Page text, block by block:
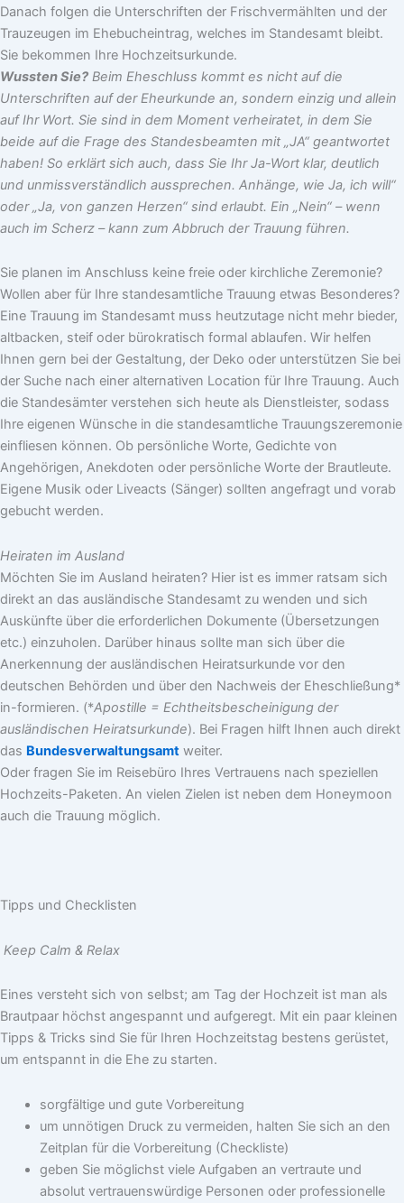
Danach folgen die Unterschriften der Frischvermählten und der
Trauzeugen im Ehebucheintrag, welches im Standesamt bleibt.
Sie bekommen Ihre Hochzeitsurkunde.
Wussten Sie? Beim Eheschluss kommt es nicht auf die
Unterschriften auf der Eheurkunde an, sondern einzig und allein
auf Ihr Wort. Sie sind in dem Moment verheiratet, in dem Sie
beide auf die Frage des Standesbeamten mit „JA“ geantwortet
haben! So erklärt sich auch, dass Sie Ihr Ja-Wort klar, deutlich
und unmissverständlich aussprechen. Anhänge, wie Ja, ich will“
oder „Ja, von ganzen Herzen“ sind erlaubt. Ein „Nein“ – wenn
auch im Scherz – kann zum Abbruch der Trauung führen.
Sie planen im Anschluss keine freie oder kirchliche Zeremonie?
Wollen aber für Ihre standesamtliche Trauung etwas Besonderes?
Eine Trauung im Standesamt muss heutzutage nicht mehr bieder,
altbacken, steif oder bürokratisch formal ablaufen. Wir helfen
Ihnen gern bei der Gestaltung, der Deko oder unterstützen Sie bei
der Suche nach einer alternativen Location für Ihre Trauung. Auch
die Standesämter verstehen sich heute als Dienstleister, sodass
Ihre eigenen Wünsche in die standesamtliche Trauungszeremonie
einfliesen können. Ob persönliche Worte, Gedichte von
Angehörigen, Anekdoten oder persönliche Worte der Brautleute.
Eigene Musik oder Liveacts (Sänger) sollten angefragt und vorab
gebucht werden.
Heiraten im Ausland
Möchten Sie im Ausland heiraten? Hier ist es immer ratsam sich
direkt an das ausländische Standesamt zu wenden und sich
Auskünfte über die erforderlichen Dokumente (Übersetzungen
etc.) einzuholen. Darüber hinaus sollte man sich über die
Anerkennung der ausländischen Heiratsurkunde vor den
deutschen Behörden und über den Nachweis der Eheschließung*
in-formieren. (*Apostille = Echtheitsbescheinigung der
ausländischen Heiratsurkunde). Bei Fragen hilft Ihnen auch direkt
das Bundesverwaltungsamt weiter.
Oder fragen Sie im Reisebüro Ihres Vertrauens nach speziellen
Hochzeits-Paketen. An vielen Zielen ist neben dem Honeymoon
auch die Trauung möglich.
Tipps und Checklisten
Keep Calm & Relax
Eines versteht sich von selbst; am Tag der Hochzeit ist man als
Brautpaar höchst angespannt und aufgeregt. Mit ein paar kleinen
Tipps & Tricks sind Sie für Ihren Hochzeitstag bestens gerüstet,
um entspannt in die Ehe zu starten.
sorgfältige und gute Vorbereitung
um unnötigen Druck zu vermeiden, halten Sie sich an den
Zeitplan für die Vorbereitung (Checkliste)
geben Sie möglichst viele Aufgaben an vertraute und
absolut vertrauenswürdige Personen oder professionelle